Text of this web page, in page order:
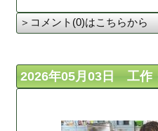
＞コメント(0)はこちらから
2026年05月03日 工作